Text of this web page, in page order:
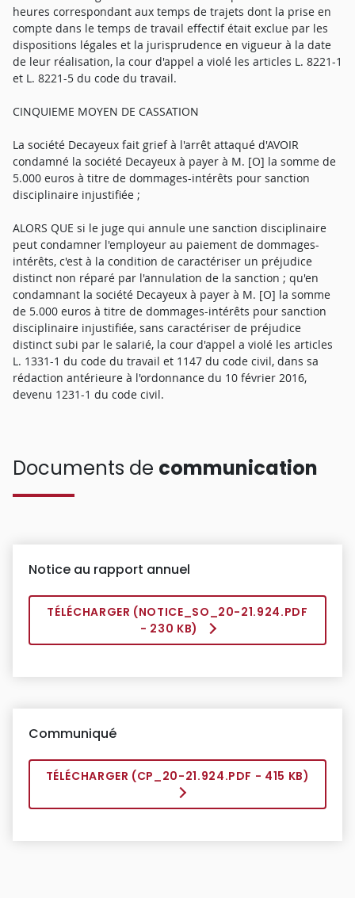
heures correspondant aux temps de trajets dont la prise en
compte dans le temps de travail effectif était exclue par les
dispositions légales et la jurisprudence en vigueur à la date
de leur réalisation, la cour d'appel a violé les articles L. 8221-1
et L. 8221-5 du code du travail.
CINQUIEME MOYEN DE CASSATION
La société Decayeux fait grief à l'arrêt attaqué d'AVOIR
condamné la société Decayeux à payer à M. [O] la somme de
5.000 euros à titre de dommages-intérêts pour sanction
disciplinaire injustifiée ;
ALORS QUE si le juge qui annule une sanction disciplinaire
peut condamner l'employeur au paiement de dommages-
intérêts, c'est à la condition de caractériser un préjudice
distinct non réparé par l'annulation de la sanction ; qu'en
condamnant la société Decayeux à payer à M. [O] la somme
de 5.000 euros à titre de dommages-intérêts pour sanction
disciplinaire injustifiée, sans caractériser de préjudice
distinct subi par le salarié, la cour d'appel a violé les articles
L. 1331-1 du code du travail et 1147 du code civil, dans sa
rédaction antérieure à l'ordonnance du 10 février 2016,
devenu 1231-1 du code civil.
Documents de communication
Notice au rapport annuel
TÉLÉCHARGER (NOTICE_SO_20-21.924.PDF
- 230 KB)
Communiqué
TÉLÉCHARGER (CP_20-21.924.PDF - 415 KB)